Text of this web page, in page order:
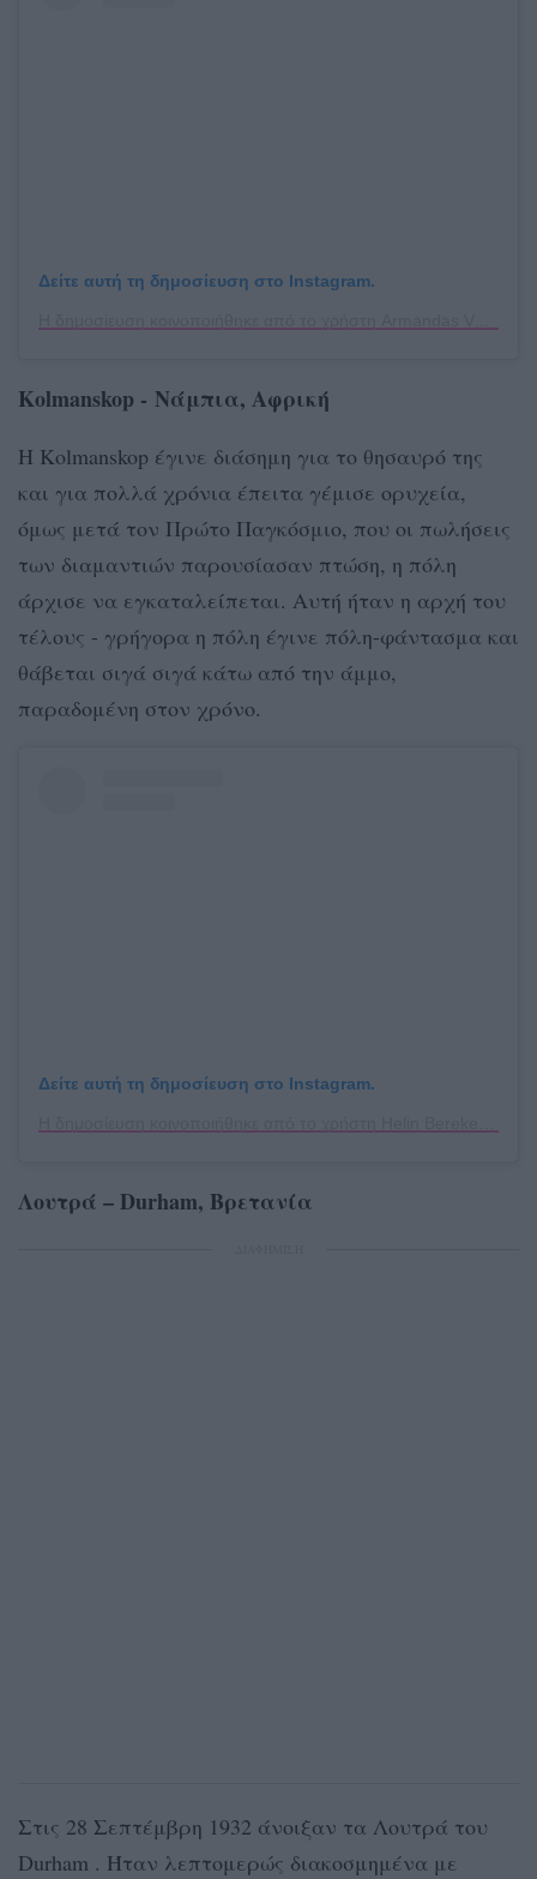
Δείτε αυτή τη δημοσίευση στο Instagram.
Kolmanskop - Νάμπια, Αφρική
Η Κοlmanskop έγινε διάσημη για το θησαυρό της
και για πολλά χρόνια έπειτα γέμισε ορυχεία,
όμως μετά τον Πρώτο Παγκόσμιο, που οι πωλήσεις
των διαμαντιών παρουσίασαν πτώση, η πόλη
άρχισε να εγκαταλείπεται. Αυτή ήταν η αρχή του
τέλους - γρήγορα η πόλη έγινε πόλη-φάντασμα και
θάβεται σιγά σιγά κάτω από την άμμο,
παραδομένη στον χρόνο.
Δείτε αυτή τη δημοσίευση στο Instagram.
Λουτρά – Durham, Βρετανία
Στις 28 Σεπτέμβρη 1932 άνοιξαν τα Λουτρά του
Durham . Ήταν λεπτομερώς διακοσμημένα με